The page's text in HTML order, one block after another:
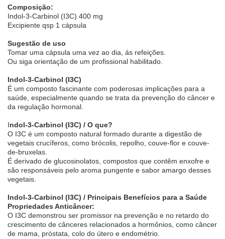
Composição:
Indol-3-Carbinol (I3C) 400 mg
Excipiente qsp 1 cápsula
Sugestão de uso
Tomar uma cápsula uma vez ao dia, ás refeições.
Ou siga orientação de um profissional habilitado.
Indol-3-Carbinol (I3C)
É um composto fascinante com poderosas implicações para a
saúde, especialmente quando se trata da prevenção do câncer e
da regulação hormonal.
Indol-3-Carbinol (I3C) / O que?
O I3C é um composto natural formado durante a digestão de
vegetais crucíferos, como brócolis, repolho, couve-flor e couve-
de-bruxelas.
É derivado de glucosinolatos, compostos que contêm enxofre e
são responsáveis pelo aroma pungente e sabor amargo desses
vegetais.
Indol-3-Carbinol (I3C) / Principais Benefícios para a Saúde
Propriedades Anticâncer:
O I3C demonstrou ser promissor na prevenção e no retardo do
crescimento de cânceres relacionados a hormônios, como câncer
de mama, próstata, colo do útero e endométrio.